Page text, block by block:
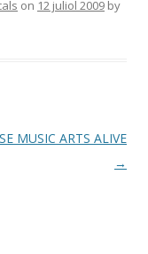
on 12 juliol 2009 by
MUSIC ARTS ALIVE
→